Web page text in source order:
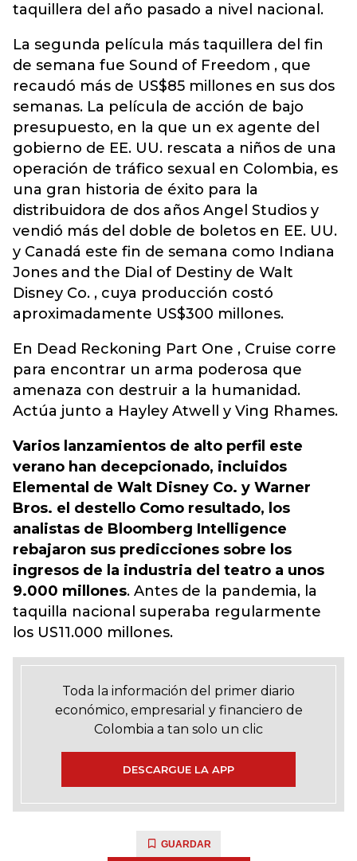
taquillera del año pasado a nivel nacional.
La segunda película más taquillera del fin
de semana fue Sound of Freedom , que
recaudó más de US$85 millones en sus dos
semanas. La película de acción de bajo
presupuesto, en la que un ex agente del
gobierno de EE. UU. rescata a niños de una
operación de tráfico sexual en Colombia, es
una gran historia de éxito para la
distribuidora de dos años Angel Studios y
vendió más del doble de boletos en EE. UU.
y Canadá este fin de semana como Indiana
Jones and the Dial of Destiny de Walt
Disney Co. , cuya producción costó
aproximadamente US$300 millones.
En Dead Reckoning Part One , Cruise corre
para encontrar un arma poderosa que
amenaza con destruir a la humanidad.
Actúa junto a Hayley Atwell y Ving Rhames.
Varios lanzamientos de alto perfil este
verano han decepcionado, incluidos
Elemental de Walt Disney Co. y Warner
Bros. el destello Como resultado, los
analistas de Bloomberg Intelligence
rebajaron sus predicciones sobre los
ingresos de la industria del teatro a unos
9.000 millones. Antes de la pandemia, la
taquilla nacional superaba regularmente
los US11.000 millones.
Toda la información del primer diario
económico, empresarial y financiero de
Colombia a tan solo un clic
DESCARGUE LA APP
GUARDAR